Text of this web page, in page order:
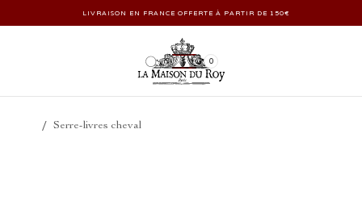
LIVRAISON EN FRANCE OFFERTE À PARTIR DE 150€
0
/ Serre-livres cheval